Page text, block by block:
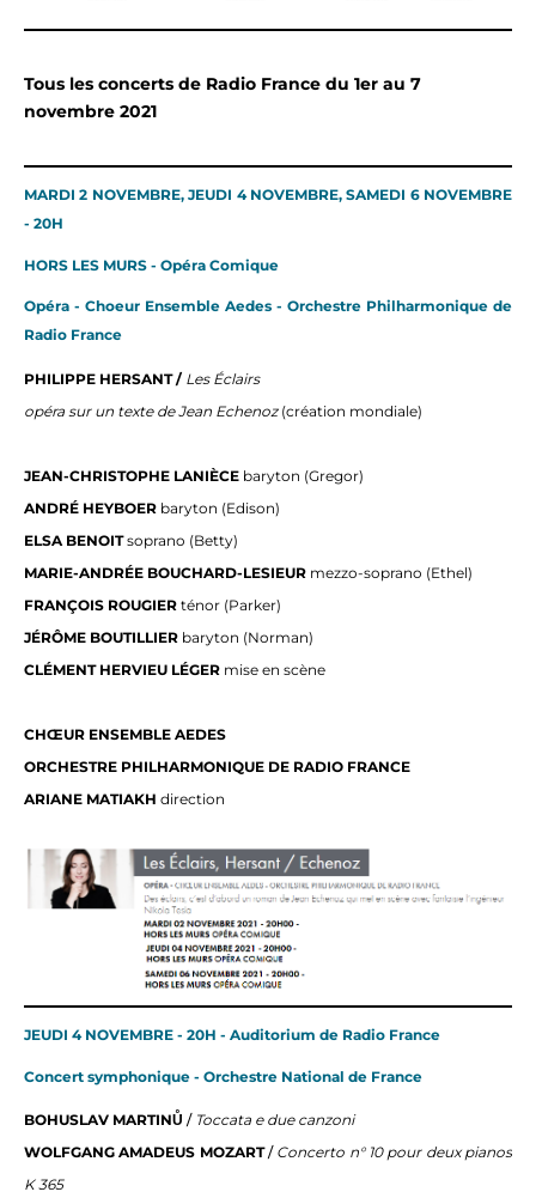
Tous les concerts de Radio France du 1er au 7
novembre 2021
MARDI 2 NOVEMBRE, JEUDI 4 NOVEMBRE, SAMEDI 6 NOVEMBRE
- 20H
HORS LES MURS - Opéra Comique
Opéra - Choeur Ensemble Aedes - Orchestre Philharmonique de
Radio France
PHILIPPE HERSANT / Les Éclairs
opéra sur un texte de Jean Echenoz(création mondiale)
JEAN-CHRISTOPHE LANIÈCE baryton (Gregor)
ANDRÉ HEYBOER baryton (Edison)
ELSA BENOITsoprano (Betty)
MARIE-ANDRÉE BOUCHARD-LESIEUR mezzo-soprano (Ethel)
FRANÇOIS ROUGIER ténor (Parker)
JÉRÔME BOUTILLIER baryton (Norman)
CLÉMENT HERVIEU LÉGER mise en scène
CHŒUR ENSEMBLE AEDES
ORCHESTRE PHILHARMONIQUE DE RADIO FRANCE
ARIANE MATIAKH direction
JEUDI 4 NOVEMBRE - 20H - Auditorium de Radio France
Concert symphonique - Orchestre National de France
BOHUSLAV MARTINŮ / Toccata e due canzoni
WOLFGANG AMADEUS MOZART/ Concerto n° 10 pour deux pianos
K 365